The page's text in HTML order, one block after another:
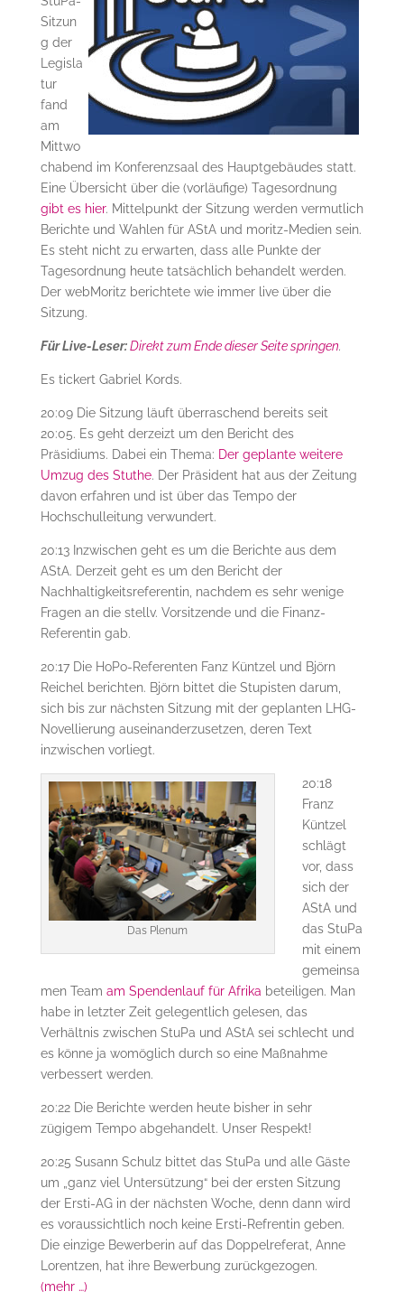
Sitzun
g der
Legisla
tur
fand
am
Mittwo
chabend im Konferenzsaal des Hauptgebäudes statt.
Eine Übersicht über die (vorläufige) Tagesordnung
gibt es hier. Mittelpunkt der Sitzung werden vermutlich
Berichte und Wahlen für AStA und moritz-Medien sein.
Es steht nicht zu erwarten, dass alle Punkte der
Tagesordnung heute tatsächlich behandelt werden.
Der webMoritz berichtete wie immer live über die
Sitzung.
Für Live-Leser: Direkt zum Ende dieser Seite springen.
Es tickert Gabriel Kords.
20:09 Die Sitzung läuft überraschend bereits seit
20:05. Es geht derzeizt um den Bericht des
Präsidiums. Dabei ein Thema: Der geplante weitere
Umzug des Stuthe. Der Präsident hat aus der Zeitung
davon erfahren und ist über das Tempo der
Hochschulleitung verwundert.
20:13 Inzwischen geht es um die Berichte aus dem
AStA. Derzeit geht es um den Bericht der
Nachhaltigkeitsreferentin, nachdem es sehr wenige
Fragen an die stellv. Vorsitzende und die Finanz-
Referentin gab.
20:17 Die HoPo-Referenten Fanz Küntzel und Björn
Reichel berichten. Björn bittet die Stupisten darum,
sich bis zur nächsten Sitzung mit der geplanten LHG-
Novellierung auseinanderzusetzen, deren Text
inzwischen vorliegt.
Das Plenum
20:18
Franz
Küntzel
schlägt
vor, dass
sich der
AStA und
das StuPa
mit einem
gemeinsa
men Team am Spendenlauf für Afrika beteiligen. Man
habe in letzter Zeit gelegentlich gelesen, das
Verhältnis zwischen StuPa und AStA sei schlecht und
es könne ja womöglich durch so eine Maßnahme
verbessert werden.
20:22 Die Berichte werden heute bisher in sehr
zügigem Tempo abgehandelt. Unser Respekt!
20:25 Susann Schulz bittet das StuPa und alle Gäste
um „ganz viel Untersützung“ bei der ersten Sitzung
der Ersti-AG in der nächsten Woche, denn dann wird
es voraussichtlich noch keine Ersti-Refrentin geben.
Die einzige Bewerberin auf das Doppelreferat, Anne
Lorentzen, hat ihre Bewerbung zurückgezogen.
(mehr …)